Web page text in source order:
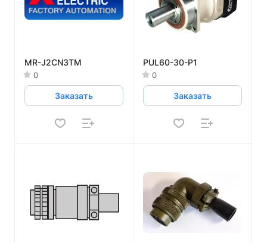
MR-J2CN3TM
0
Заказать
PUL60-30-P1
0
Заказать